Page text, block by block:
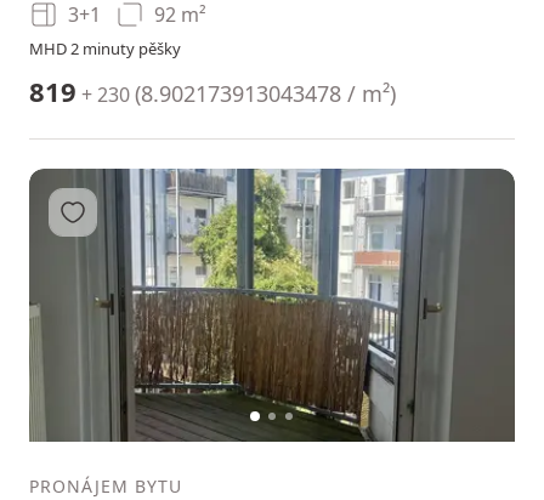
3+1 92 m²
MHD 2 minuty pěšky
819 + 230(8.902173913043478 / m²)
12 3
Přidat do oblíbených
PRONÁJEM BYTU